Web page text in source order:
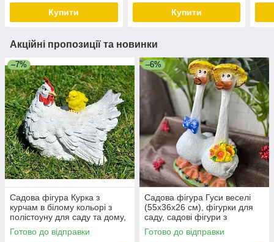
Купити Купити
Акційні пропозиції та новинки
–7%
Садова фігура Курка з
курчам в білому кольорі з
полістоуну для саду та дому,
24×24×30 см
Готово до відправки
–6%
Садова фігура Гуси веселі
(55х36х26 см), фігурки для
саду, садові фігури з
полістоуну, садово-паркові
фігури
Готово до відправки